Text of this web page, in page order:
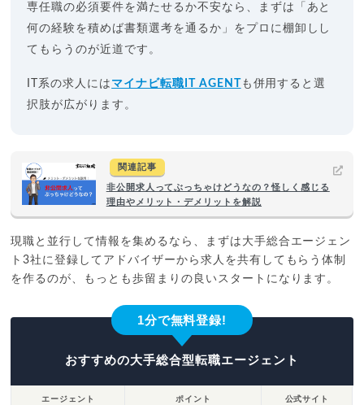
専任職の必須要件を満たせるか不安なら、まずは「あと
何の経験を積めば書類選考を通るか」をプロに棚卸しし
てもらうのが近道です。
IT系の求人には マイナビ転職IT AGENT も併用すると選
択肢が広がります。
関連記事
非公開求人ってぶっちゃけどうなの？怪しく感じる
理由やメリット・デメリットを解説
現職と並行して情報を集めるなら、まずは大手総合エージェン
ト3社に登録してアドバイザーから求人を共有してもらう体制
を作るのが、もっとも歩留まりの良いスタートになります。
1分で無料登録!
おすすめの大手総合型転職エージェント
エージェント ポイント 公式サイト